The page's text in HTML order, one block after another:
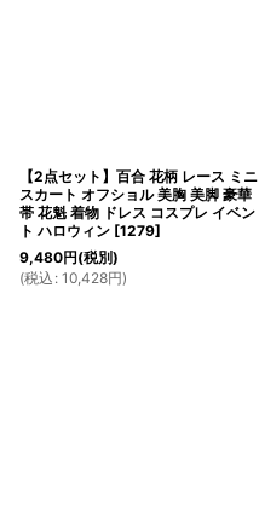
【2点セット】百合 花柄 レース ミニ
スカート オフショル 美胸 美脚 豪華
帯 花魁 着物 ドレス コスプレ イベン
ト ハロウィン [1279]
9,480円(税別)
(税込 : 10,428円)